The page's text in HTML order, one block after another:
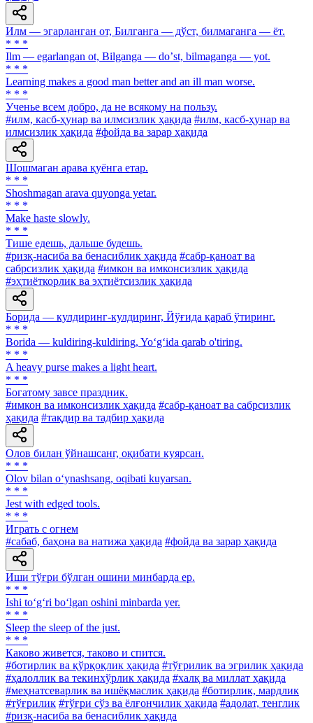
Илм — эгарланган от, Билганга — дўст, билмаганга — ёт.
* * *
Ilm — egarlangan ot, Bilganga — doʼst, bilmaganga — yot.
* * *
Learning makes a good man better and an ill man worse.
* * *
Ученье всем добро, да не всякому на пользу.
#илм, касб-ҳунар ва илмсизлик ҳақида #илм, касб-ҳунар ва
илмсизлик ҳақида #фойда ва зарар ҳақида
Шошмаган арава қуёнга етар.
* * *
Shoshmagan arava quyonga yetar.
* * *
Make haste slowly.
* * *
Тише едешь, дальше будешь.
#ризқ-насиба ва бенасиблик ҳақида #сабр-қаноат ва
сабрсизлик ҳақида #имкон ва имконсизлик ҳақида
#эҳтиёткорлик ва эҳтиётсизлик ҳақида
Борида — кулдиринг-кулдиринг, Йўғида қараб ўтиринг.
* * *
Borida — kuldiring-kuldiring, Yo‘g‘ida qarab о'tiring.
* * *
A heavy purse makes a light heart.
* * *
Богатому завсе праздник.
#имкон ва имконсизлик ҳақида #сабр-қаноат ва сабрсизлик
ҳақида #тақдир ва тадбир ҳақида
Олов билан ўйнашсанг, оқибати куярсан.
* * *
Olov bilan o‘ynashsang, oqibati kuyarsan.
* * *
Jest with edged tools.
* * *
Играть с огнем
#сабаб, баҳона ва натижа ҳақида #фойда ва зарар ҳақида
Иши тўғри бўлган ошини минбарда ер.
* * *
Ishi to‘g‘ri bo‘lgan oshini minbarda yer.
* * *
Sleep the sleep of the just.
* * *
Каково живется, таково и спится.
#ботирлик ва қўрқоқлик ҳақида #тўғрилик ва эгрилик ҳақида
#ҳалоллик ва текинхўрлик ҳақида #халқ ва миллат ҳақида
#меҳнатсеварлик ва ишёқмаслик ҳақида #ботирлик, мардлик
#тўғрилик #тўғри сўз ва ёлғончилик ҳақида #адолат, тенглик
#ризқ-насиба ва бенасиблик ҳақида